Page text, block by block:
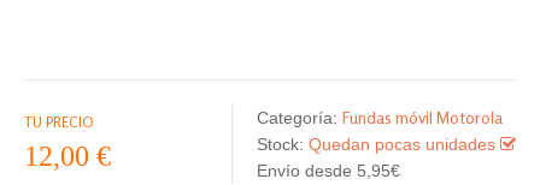
TU PRECIO
12,00 €
Categoría: Fundas móvil Motorola
Stock: Quedan pocas unidades
Envío desde 5,95€